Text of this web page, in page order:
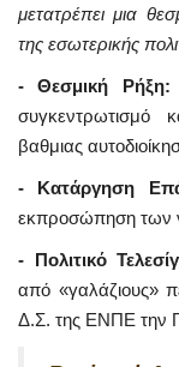
μετατρέπει μια
της εσωτερικής
- Θεσμική Ρήξη:
συγκεντρωτισμό
βαθμιας
- Κατάργηση
εκπροσώπηση των
- Πολιτικό
από «γαλάζιους»
Δ.Σ. της ΕΝΠΕ την